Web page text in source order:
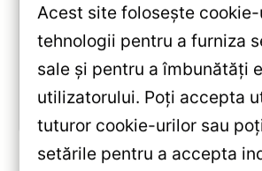
10, ecran QLED 10.2″, Octa-core
DSP și conectivitate wireless pentru
multimedia completă.
Vezi review!
Acest site folosește
tehnologii pentru a furniza
sale și pentru a îmbunătăți
utilizatorului. Poți accepta
tuturor cookie-urilor sau
setările pentru a accepta